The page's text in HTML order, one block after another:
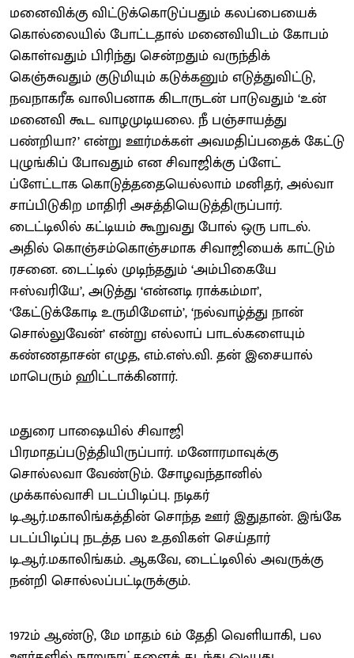
மனைவிக்கு விட்டுக்கொடுப்பதும் கலப்பையைக்
கொல்லையில் போட்டதால் மனைவியிடம் கோபம்
கொள்வதும் பிரிந்து சென்றதும் வருந்திக்
கெஞ்சுவதும் குடுமியும் கடுக்கனும் எடுத்துவிட்டு,
நவநாகரீக வாலிபனாக கிடாருடன் பாடுவதும் ‘உன்
மனைவி கூட வாழமுடியலை. நீ பஞ்சாயத்து
பண்றியா?’ என்று ஊர்மக்கள் அவமதிப்பதைக் கேட்டு
புழுங்கிப் போவதும் என சிவாஜிக்கு ப்ளேட்
ப்ளேட்டாக கொடுத்ததையெல்லாம் மனிதர், அல்வா
சாப்பிடுகிற மாதிரி அசத்தியெடுத்திருப்பார்.
டைட்டிலில் கட்டியம் கூறுவது போல் ஒரு பாடல்.
அதில் கொஞ்சம்கொஞ்சமாக சிவாஜியைக் காட்டும்
ரசனை. டைட்டில் முடிந்ததும் ‘அம்பிகையே
ஈஸ்வரியே’, அடுத்து ‘என்னடி ராக்கம்மா’,
‘கேட்டுக்கோடி உருமிமேளம்’, ‘நல்வாழ்த்து நான்
சொல்லுவேன்’ என்று எல்லாப் பாடல்களையும்
கண்ணதாசன் எழுத, எம்.எஸ்.வி. தன் இசையால்
மாபெரும் ஹிட்டாக்கினார்.
மதுரை பாஷையில் சிவாஜி
பிரமாதப்படுத்தியிருப்பார். மனோரமாவுக்கு
சொல்லவா வேண்டும். சோழவந்தானில்
முக்கால்வாசி படப்பிடிப்பு. நடிகர்
டி.ஆர்.மகாலிங்கத்தின் சொந்த ஊர் இதுதான். இங்கே
படப்பிடிப்பு நடத்த பல உதவிகள் செய்தார்
டி.ஆர்.மகாலிங்கம். ஆகவே, டைட்டிலில் அவருக்கு
நன்றி சொல்லப்பட்டிருக்கும்.
1972ம் ஆண்டு, மே மாதம் 6ம் தேதி வெளியாகி, பல